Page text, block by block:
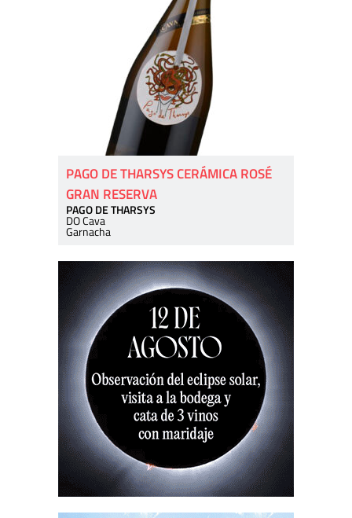
PAGO DE THARSYS CERÁMICA ROSÉ
GRAN RESERVA
PAGO DE THARSYS
DO Cava
Garnacha